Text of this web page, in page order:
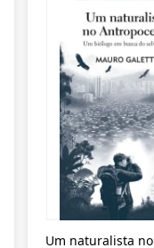
Um naturalista no